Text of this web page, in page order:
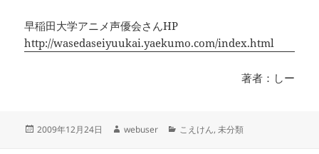
早稲田大学アニメ声優会さんHP
http://wasedaseiyuukai.yaekumo.com/index.html
著者：しー
投
2009年12月24日
作
webuser
カ
こえけん,未分類